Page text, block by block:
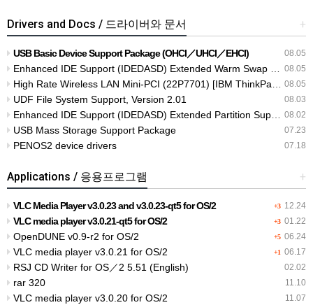
+
Drivers and Docs / 드라이버와 문서
08.05
USB Basic Device Support Package (OHCI／UHCI／EHCI)
08.05
Enhanced IDE Support (IDEDASD) Extended Warm Swap Support1024
08.05
High Rate Wireless LAN Mini-PCI (22P7701) [IBM ThinkPad] T30
08.03
UDF File System Support, Version 2.01
08.02
Enhanced IDE Support (IDEDASD) Extended Partition Support
07.23
USB Mass Storage Support Package
07.18
PENOS2 device drivers
+
Applications / 응용프로그램
+3 12.24
VLC Media Player v3.0.23 and v3.0.23-qt5 for OS/2
+3 01.22
VLC media player v3.0.21-qt5 for OS/2
+5 06.24
OpenDUNE v0.9-r2 for OS/2
+1 06.17
VLC media player v3.0.21 for OS/2
02.02
RSJ CD Writer for OS／2 5.51 (English)
11.10
rar 320
11.07
VLC media player v3.0.20 for OS/2